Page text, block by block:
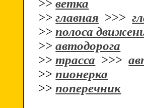
>>ветка
>>главная >>>
>>полоса
>>автодорога
>>трасса >>>
>>пионерка
>>поперечник